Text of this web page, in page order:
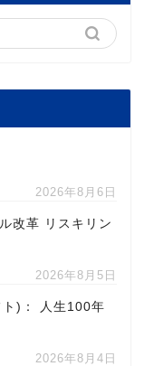
2026年8月6日
改革 リスキリン
2026年8月5日
ト)： 人生100年
2026年8月4日